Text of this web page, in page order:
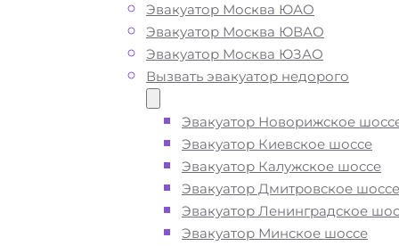
Эвакуатор Москва ЮАО
Эвакуатор Москва ЮВАО
Эвакуатор Москва ЮЗАО
Вызвать эвакуатор недорого
Эвакуатор Новорижское
Эвакуатор Киевское шоссе
Эвакуатор Калужское шоссе
Эвакуатор Дмитровское шоссе
Эвакуатор Ленинградское
Эвакуатор Минское шоссе
Эвакуатор Обухово Солнечногорск
дешево - приедем быстро, при
вызове, подача ближайшего
Обухово производится
Погрузим бережно- в наличии всё
оборудование для эвакуации и
перевозки автомобиля по Обухово
поломке или после ДТП